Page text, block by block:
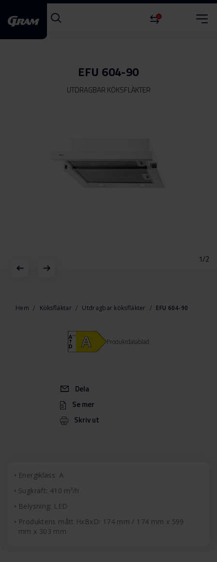
0
EFU 604-90
UTDRAGBAR KÖKSFLÄKTER
1/2
början
Hem Köksfläktar Utdragbar köksfläkter EFU 604-90
Dela
Se mer
Skriv ut
Produktdatablad
Energiklass: A
Sugkraft: 410 m³/h
Belysning: LED
Produktens mått HxBxD: 174 mm / 174 mm x 599
mm x 303 mm